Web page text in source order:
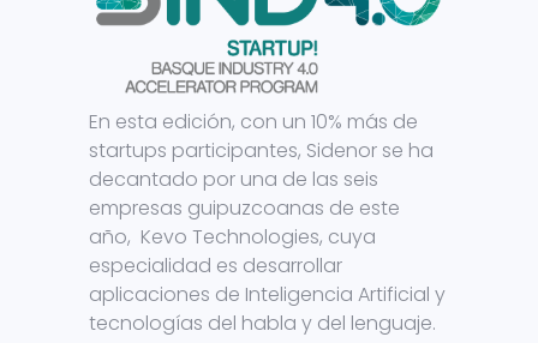
En esta edición, con un 10% más de
startups participantes, Sidenor se ha
decantado por una de las seis
empresas guipuzcoanas de este
año, Kevo Technologies, cuya
especialidad es desarrollar
aplicaciones de Inteligencia Artificial y
tecnologías del habla y del lenguaje.